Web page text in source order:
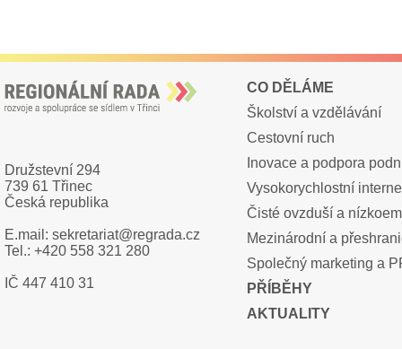
Družstevní 294
739 61 Třinec
Česká republika
E.mail: sekretariat@regrada.cz
Tel.: +420 558 321 280
IČ 447 410 31
CO DĚLÁME
Školství a vzdělávání
Cestovní ruch
Inovace a podpora
Vysokorychlostní
Čisté ovzduší a
Mezinárodní a
Společný marketing a
PŘÍBĚHY
AKTUALITY